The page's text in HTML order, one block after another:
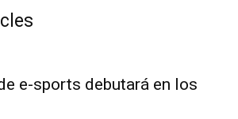
e-sports debutará en los